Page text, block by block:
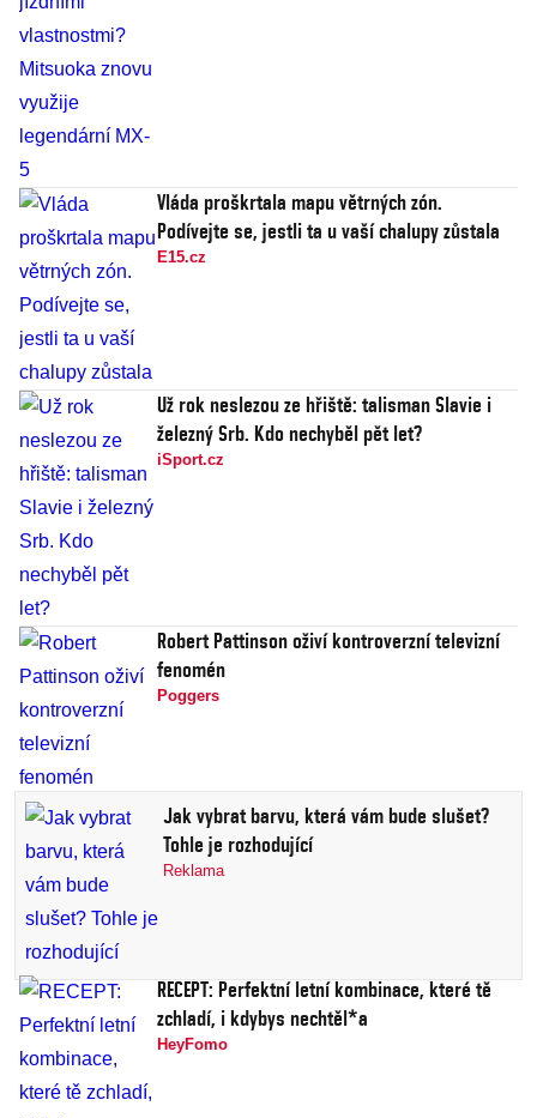
Vláda proškrtala mapu větrných zón.
Podívejte se, jestli ta u vaší chalupy zůstala
E15.cz
Už rok neslezou ze hřiště: talisman Slavie i
železný Srb. Kdo nechyběl pět let?
iSport.cz
Robert Pattinson oživí kontroverzní televizní
fenomén
Poggers
Jak vybrat barvu, která vám bude slušet?
Tohle je rozhodující
Reklama
RECEPT: Perfektní letní kombinace, které tě
zchladí, i kdybys nechtěl*a
HeyFomo